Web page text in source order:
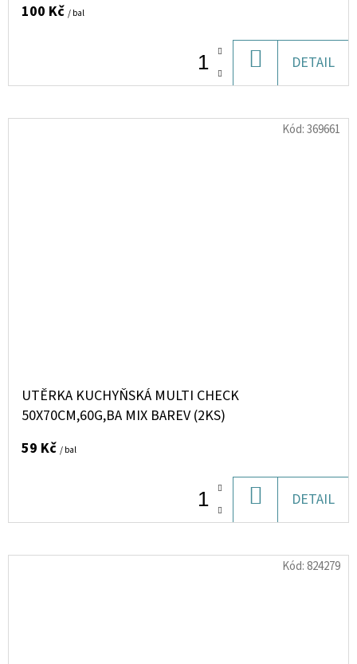
100 Kč / bal
KOŠÍKU
DETAIL
UTĚRKA KUCHYŇSKÁ MULTI CHECK
50X70CM,60G,BA MIX BAREV (2KS)
59 Kč / bal
KOŠÍKU
DETAIL
Kód:369661
Kód:824279